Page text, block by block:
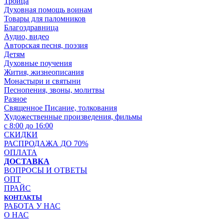
Духовная помощь воинам
Товары для паломников
Благоздравница
Аудио, видео
Авторская песня, поэзия
Детям
Духовные поучения
Жития, жизнеописания
Монастыри и святыни
Песнопения, звоны, молитвы
Разное
Священное Писание, толкования
Художественные произведения, фильмы
с 8:00 до 16:00
СКИДКИ
РАСПРОДАЖА ДО 70%
ОПЛАТА
ДОСТАВКА
ВОПРОСЫ И ОТВЕТЫ
ОПТ
ПРАЙС
КОНТАКТЫ
РАБОТА У НАС
О НАС